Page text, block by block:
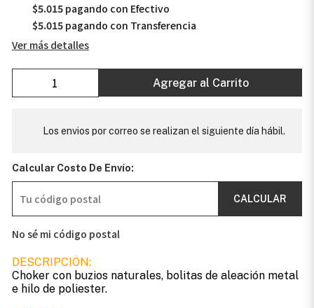
$5.015pagando con Efectivo
$5.015pagando con Transferencia
Ver más detalles
Agregar al Carrito
Los envios por correo se realizan el siguiente día hábil.
Calcular Costo De Envío:
CALCULAR
No sé mi código postal
DESCRIPCIÓN:
Choker con buzios naturales, bolitas de aleación metal
e hilo de poliester.